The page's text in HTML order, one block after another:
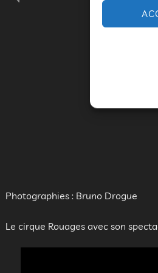
Photographies : Bruno Drogue
Le cirque Rouages avec son